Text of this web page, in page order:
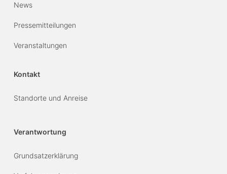
News
Pressemitteilungen
Veranstaltungen
Kontakt
Standorte und Anreise
Verantwortung
Grundsatzerklärung